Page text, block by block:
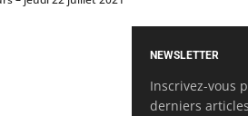
NEWSLETTER
Inscrivez-vous
derniers